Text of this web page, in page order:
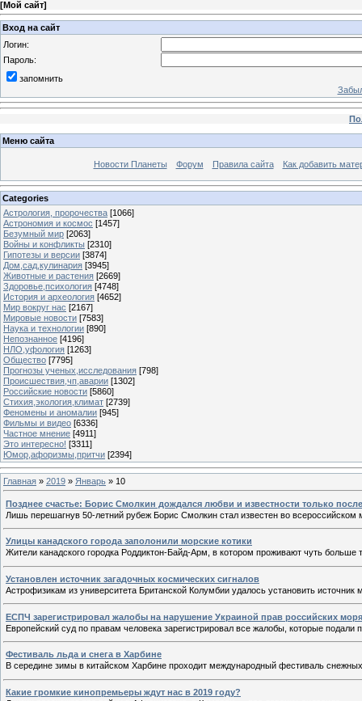
[Мой сайт]
Вход на сайт
Логин:
Пароль:
запомнить
Меню сайта
Новости Планеты Форум Правила сайта Как добавить
Categories
Астрология, пророчества [1066]
Астрономия и космос [1457]
Безумный мир [2063]
Войны и конфликты [2310]
Гипотезы и версии [3874]
Дом,сад,кулинария [3945]
Животные и растения [2669]
Здоровье,психология [4748]
История и археология [4652]
Мир вокруг нас [2167]
Мировые новости [7583]
Наука и технологии [890]
Непознанное [4196]
НЛО,уфология [1263]
Общество [7795]
Прогнозы ученых,исследования [798]
Происшествия,чп,аварии [1302]
Российские новости [5860]
Стихия,экология,климат [2739]
Феномены и аномалии [945]
Фильмы и видео [6336]
Частное мнение [4911]
Это интересно! [3311]
Юмор,афоризмы,притчи [2394]
Главная » 2019 » Январь » 10
Позднее счастье: Борис Смолкин дождался любви и известности только
Лишь перешагнув 50-летний рубеж Борис Смолкин стал известен во
Улицы канадского города заполонили морские котики
Жители канадского городка Роддиктон-Байд-Арм, в котором проживают чуть
Установлен источник загадочных космических сигналов
Астрофизикам из университета Британской Колумбии удалось установить
ЕСПЧ зарегистрировал жалобы на нарушение Украиной прав российских
Европейский суд по правам человека зарегистрировал все жалобы, которые
Фестиваль льда и снега в Харбине
В середине зимы в китайском Харбине проходит международный фестиваль
Какие громкие кинопремьеры ждут нас в 2019 году?